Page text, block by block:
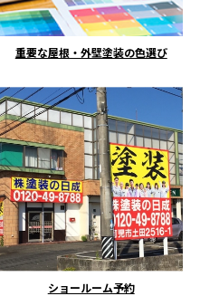
重要な屋根・外壁塗装の色選び
ショールーム予約